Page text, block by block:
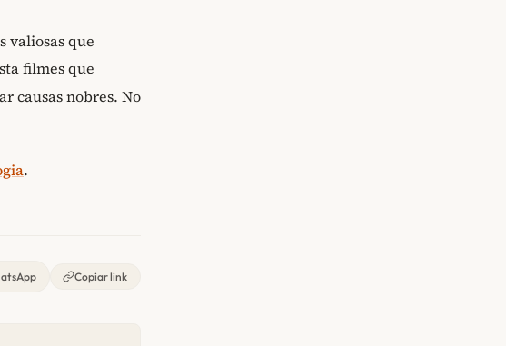
valiosas que
filmes que
causas nobres. No
.
Copiar link